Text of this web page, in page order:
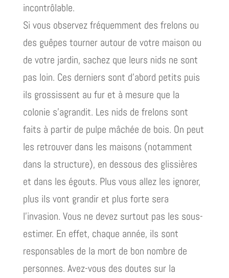
incontrôlable.
Si vous observez fréquemment des frelons ou
des guêpes tourner autour de votre maison ou
de votre jardin, sachez que leurs nids ne sont
pas loin. Ces derniers sont d’abord petits puis
ils grossissent au fur et à mesure que la
colonie s’agrandit. Les nids de frelons sont
faits à partir de pulpe mâchée de bois. On peut
les retrouver dans les maisons (notamment
dans la structure), en dessous des glissières
et dans les égouts. Plus vous allez les ignorer,
plus ils vont grandir et plus forte sera
l’invasion. Vous ne devez surtout pas les sous-
estimer. En effet, chaque année, ils sont
responsables de la mort de bon nombre de
personnes. Avez-vous des doutes sur la